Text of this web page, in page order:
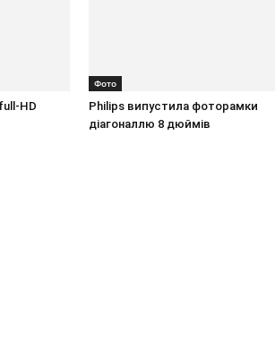
HD
Фото
Philips випустила фоторамки
діагоналлю 8 дюймів